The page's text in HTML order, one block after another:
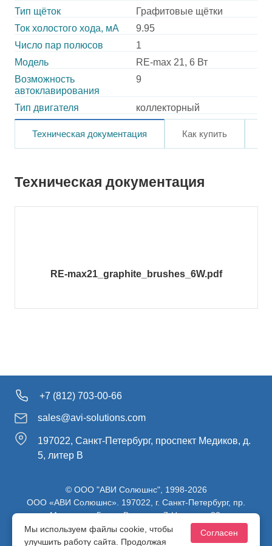
Тип щёток
Графитовые щётки
Ток холостого хода, мА
9.95
Число пар полюсов
1
Модель
RE-max 21, 6 Вт
Возможность
автоклавирования
9
Тип двигателя коллекторный
Техническая документация Как купить
Техническая документация
RE-max21_graphite_brushes_6W.pdf
+7 (812) 703-00-66
sales@avi-solutions.com
197022, Санкт-Петербург, проспект Медиков, д.
5, литер В
© ООО "АВИ Солюшнс", 1998-2026
ООО «АВИ Солюшнс». 197022, г. Санкт-Петербург, пр.
Медиков, д.5, лит. В, ч. пом. 7-Н, ч. ком. 82.
ИНН 7813470830 / КПП 781301001 / ОГРН 1107847137980
Мы используем файлы cookie, чтобы
улучшить работу сайта. Продолжая
Согласен